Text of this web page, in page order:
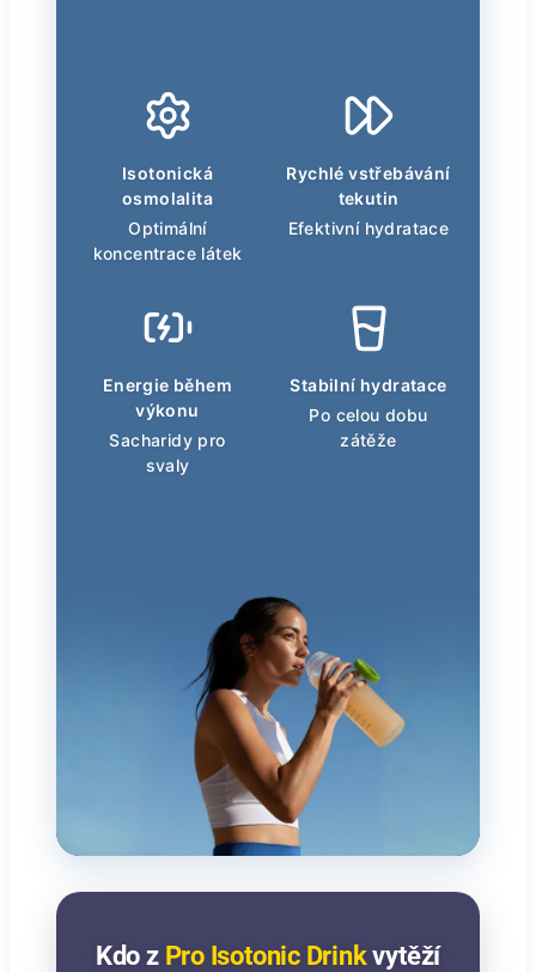
Isotonická
osmolalita
Optimální
koncentrace látek
Rychlé vstřebávání
tekutin
Efektivní hydratace
Energie během
výkonu
Sacharidy pro
svaly
Stabilní hydratace
Po celou dobu
zátěže
Kdo z Pro Isotonic Drinkvytěží